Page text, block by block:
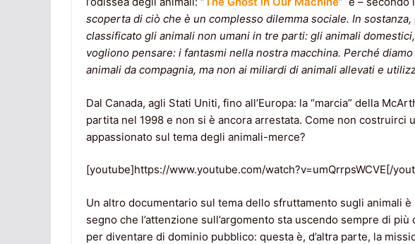
scoperta di ciò che è un complesso dilemma sociale. In
classificato gli animali non umani in tre parti: gli animali
vogliono pensare: i fantasmi nella nostra macchina. Perché
animali da compagnia, ma non ai miliardi di animali allevati e
Dal Canada, agli Stati Uniti, fino all’Europa: la “marcia” della
partita nel 1998 e non si è ancora arrestata. Come non costruirci
appassionato sul tema degli animali-merce?
[youtube]https://www.youtube.com/watch?v=umQrrpsWCVE[/
Un altro documentario sul tema dello sfruttamento sugli animali
segno che l’attenzione sull’argomento sta uscendo sempre di
per diventare di dominio pubblico: questa è, d’altra parte, la